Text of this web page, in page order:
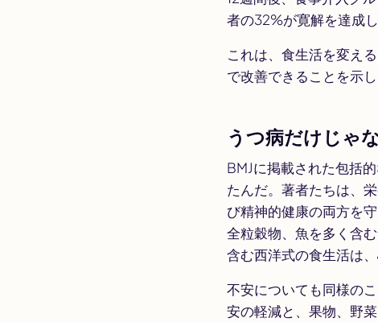
者の32%が寛解を達成
これは、食生活を変え
で改善できることを示
うつ病だけじゃ
BMJに掲載された包括
たんだ。著者たちは、
び精神的健康の両方を
全粒穀物、魚を多く含
含む西洋式の食生活は
不安についても同様の
安の軽減と、果物、野